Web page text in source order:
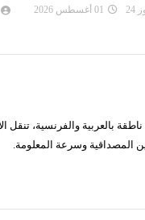
04 أغسطس 2026
بالعربية والفرنسية، تنقل
المصداقية وسرعة المعلومة.